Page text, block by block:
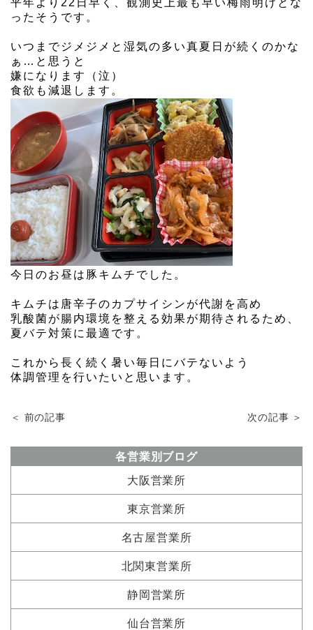
平年より22日早く、観測史上最も早い梅雨明けとな
ったそうです。
いつまでジメジメと湿気の多い真夏日が続くのかな
ぁ…と思うと
嫌になります（泣）
食欲も減退します。
今日のお昼は豚キムチでした。
キムチは唐辛子のカプサイシンが代謝を高め
乳酸菌が腸内環境を整える効果が期待されるため、
夏バテ対策に最適です。
これから長く続く暑い毎日にバテないよう
体調管理を行いたいと思います。
＜ 前の記事 次の記事 ＞
各営業別ブログ
大阪営業所
東京営業所
名古屋営業所
北関東営業所
静岡営業所
仙台営業所